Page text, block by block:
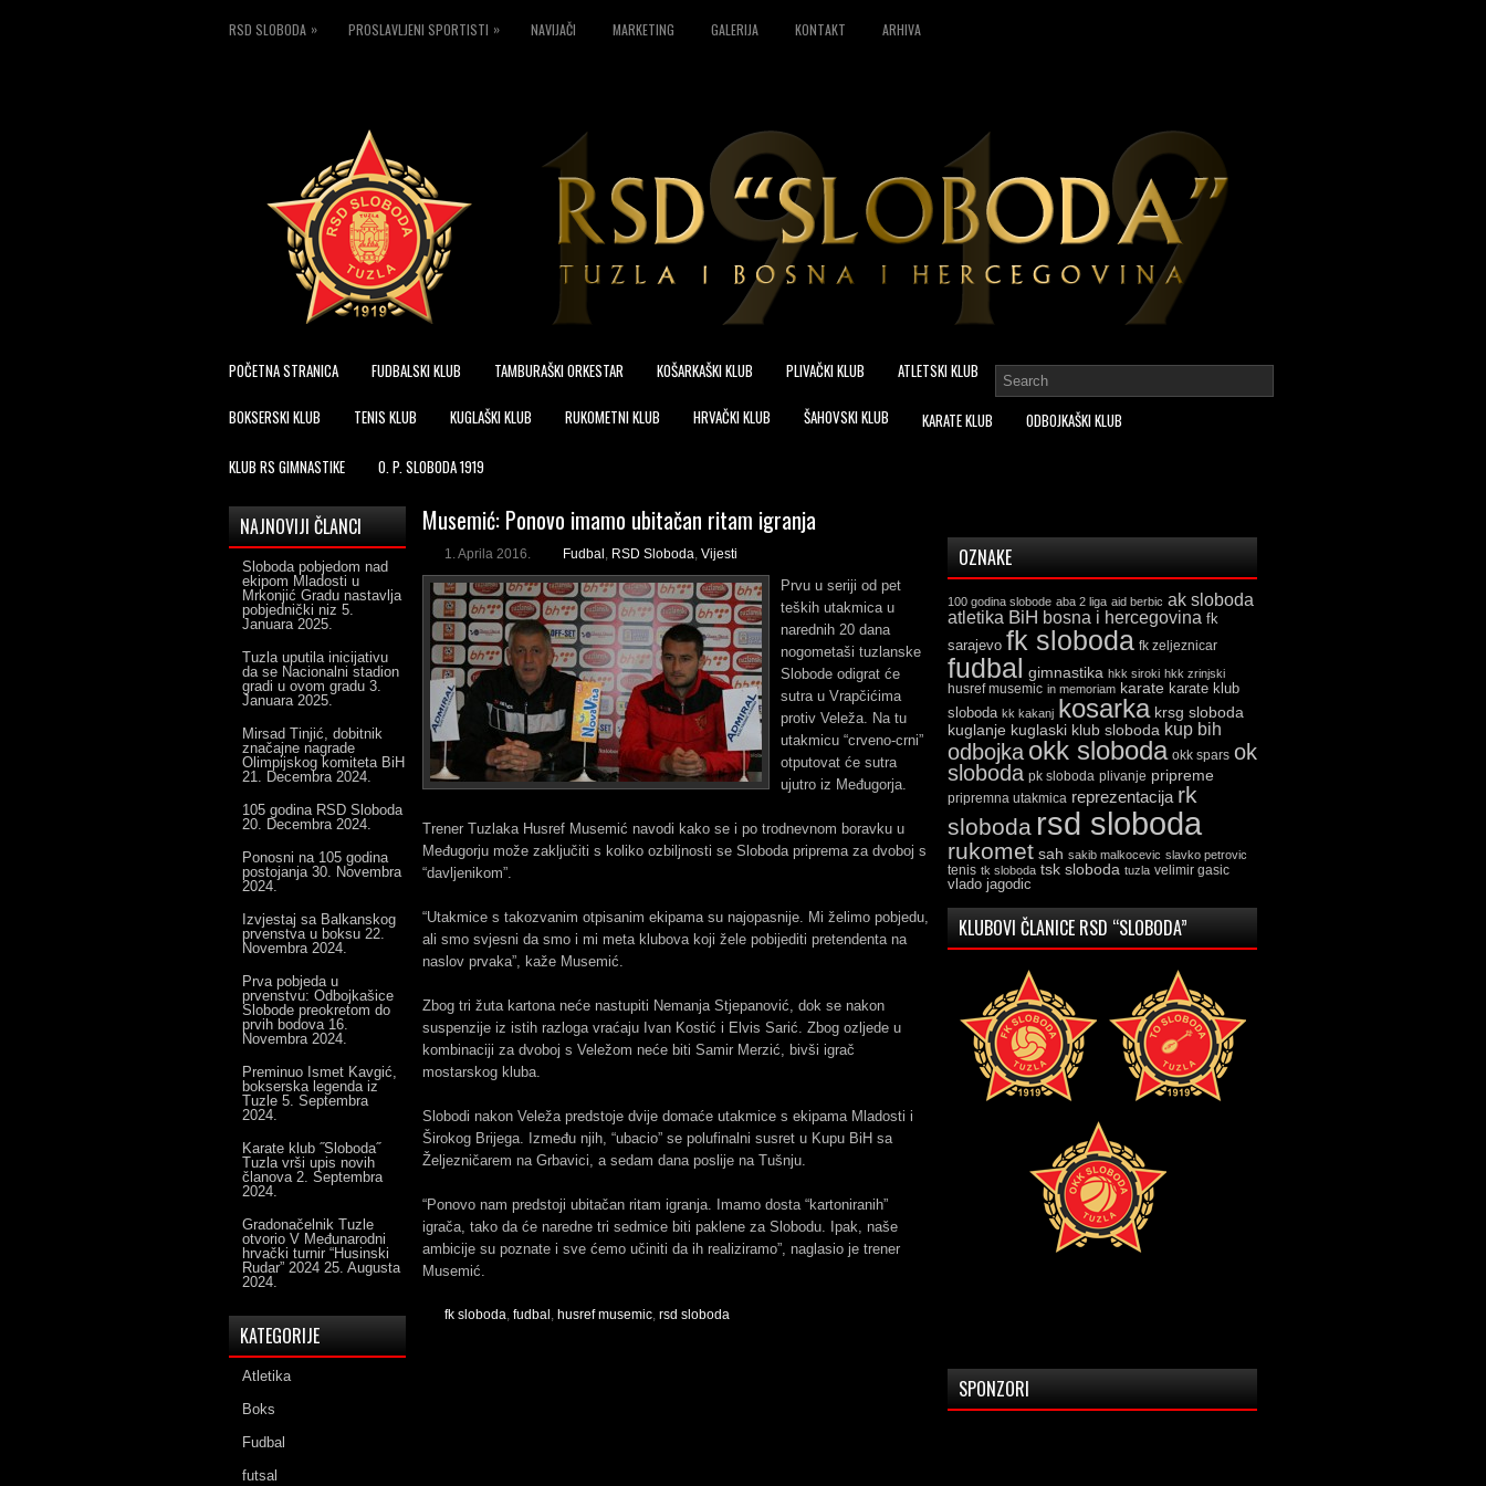
RSD SLOBODA » PROSLAVLJENI SPORTISTI » NAVIJAČI MARKETING GALERIJA KONTAKT ARHIVA
POČETNA STRANICA FUDBALSKI KLUB TAMBURAŠKI ORKESTAR KOŠARKAŠKI KLUB PLIVAČKI KLUB ATLETSKI KLUB
BOKSERSKI KLUB TENIS KLUB KUGLAŠKI KLUB RUKOMETNI KLUB HRVAČKI KLUB ŠAHOVSKI KLUB KARATE KLUB ODBOJKAŠKI KLUB
KLUB RS GIMNASTIKE O. P. SLOBODA 1919
Musemić: Ponovo imamo ubitačan ritam igranja
1. Aprila 2016. Fudbal , RSD Sloboda, Vijesti
Prvu u seriji od pet
teških utakmica u
narednih 20 dana
nogometaši tuzlanske
Slobode odigrat će
sutra u Vrapčićima
protiv Veleža. Na tu
utakmicu “crveno-crni”
otputovat će sutra
ujutro iz Međugorja.
Trener Tuzlaka Husref Musemić navodi kako se i po trodnevnom boravku u
Međugorju može zaključiti s koliko ozbiljnosti se Sloboda priprema za dvoboj s
“davljenikom”.
“Utakmice s takozvanim otpisanim ekipama su najopasnije. Mi želimo pobjedu,
ali smo svjesni da smo i mi meta klubova koji žele pobijediti pretendenta na
naslov prvaka”, kaže Musemić.
Zbog tri žuta kartona neće nastupiti Nemanja Stjepanović, dok se nakon
suspenzije iz istih razloga vraćaju Ivan Kostić i Elvis Sarić. Zbog ozljede u
kombinaciji za dvoboj s Veležom neće biti Samir Merzić, bivši igrač
mostarskog kluba.
Slobodi nakon Veleža predstoje dvije domaće utakmice s ekipama Mladosti i
Širokog Brijega. Između njih, “ubacio” se polufinalni susret u Kupu BiH sa
Željezničarem na Grbavici, a sedam dana poslije na Tušnju.
“Ponovo nam predstoji ubitačan ritam igranja. Imamo dosta “kartoniranih”
igrača, tako da će naredne tri sedmice biti paklene za Slobodu. Ipak, naše
ambicije su poznate i sve ćemo učiniti da ih realiziramo”, naglasio je trener
Musemić.
fk sloboda, fudbal , husref musemic, rsd sloboda
NAJNOVIJI ČLANCI
Sloboda pobjedom nad
ekipom Mladosti u
Mrkonjić Gradu nastavlja
pobjednički niz 5.
Januara 2025.
Tuzla uputila inicijativu
da se Nacionalni stadion
gradi u ovom gradu 3.
Januara 2025.
Mirsad Tinjić, dobitnik
značajne nagrade
Olimpijskog komiteta BiH
21. Decembra 2024.
105 godina RSD Sloboda
20. Decembra 2024.
Ponosni na 105 godina
postojanja 30. Novembra
2024.
Izvjestaj sa Balkanskog
prvenstva u boksu 22.
Novembra 2024.
Prva pobjeda u
prvenstvu: Odbojkašice
Slobode preokretom do
prvih bodova 16.
Novembra 2024.
Preminuo Ismet Kavgić,
bokserska legenda iz
Tuzle 5. Septembra
2024.
Karate klub ˝Sloboda˝
Tuzla vrši upis novih
članova 2. Septembra
2024.
Gradonačelnik Tuzle
otvorio V Međunarodni
hrvački turnir “Husinski
Rudar” 2024 25. Augusta
2024.
KATEGORIJE
Atletika
Boks
Fudbal
futsal
OZNAKE
100 godina slobode aba 2 liga aid berbic ak sloboda
atletika BiH bosna i hercegovina fk
sarajevo fk sloboda fk zeljeznicar
fudbal gimnastika hkk siroki hkk zrinjski
husref musemic in memoriam karate karate klub
sloboda kk kakanj kosarka krsg sloboda
kuglanje kuglaski klub sloboda kup bih
odbojka okk sloboda okk spars ok
sloboda pk sloboda plivanje pripreme
pripremna utakmica reprezentacija rk
sloboda rsd sloboda
rukomet sah sakib malkocevic slavko petrovic
tenis tk sloboda tsk sloboda tuzla velimir gasic
vlado jagodic
KLUBOVI ČLANICE RSD “SLOBODA”
SPONZORI